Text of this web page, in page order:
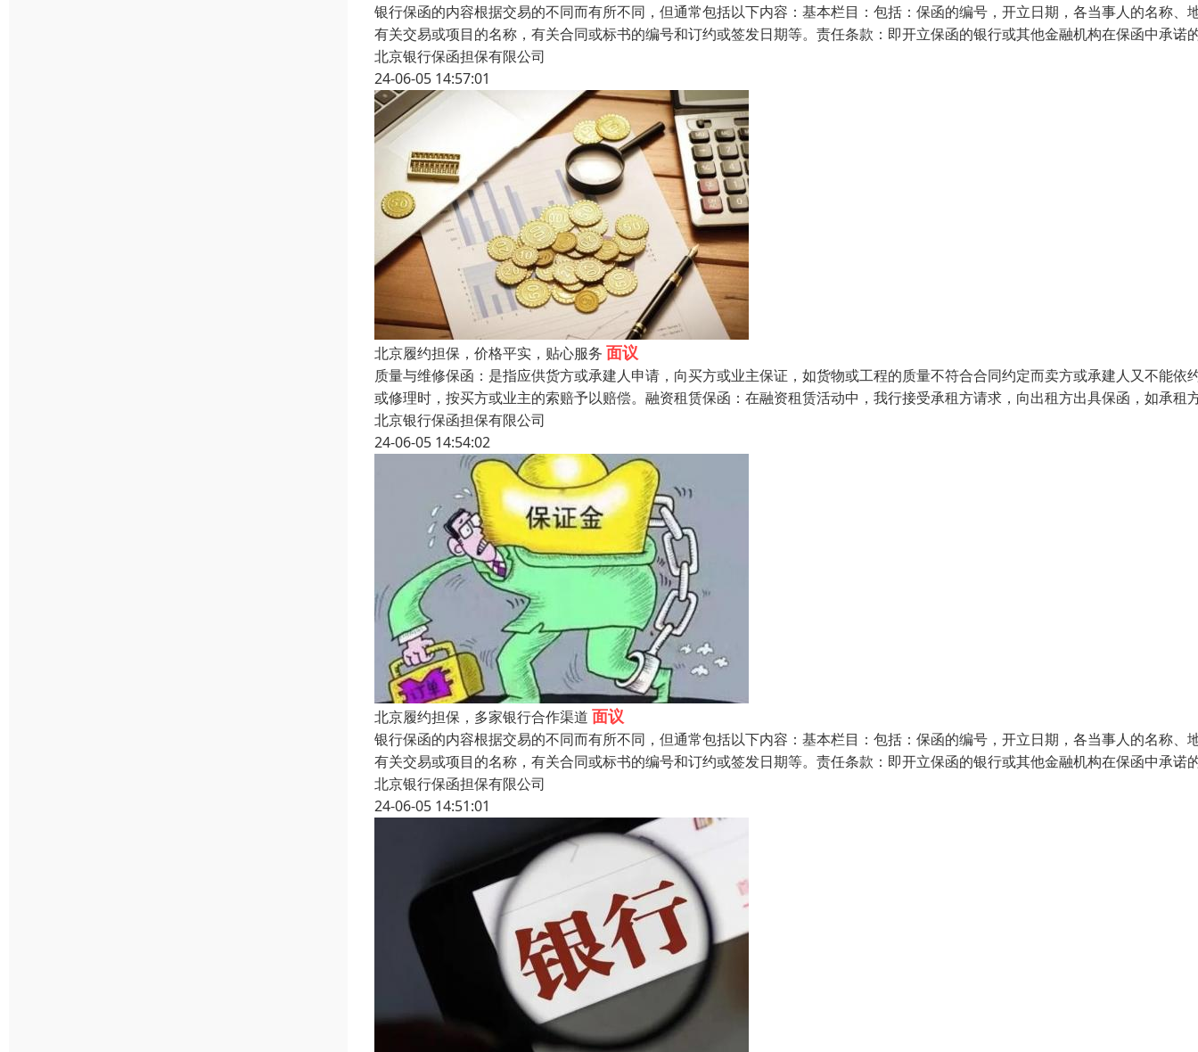
银行保函的内容根据交易的不同而有所不同，但通常包括以下内容：基本栏目：包括：保函的编号，开立日期，各当事人的名称、
有关交易或项目的名称，有关合同或标书的编号和订约或签发日期等。责任条款：即开立保函的银行或其他金融机构在保函中承诺
北京银行保函担保有限公司
24-06-05 14:57:01
北京履约担保，价格平实，贴心服务 面议
质量与维修保函：是指应供货方或承建人申请，向买方或业主保证，如货物或工程的质量不符合合同约定而卖方或承建人又不能依
或修理时，按买方或业主的索赔予以赔偿。融资租赁保函：在融资租赁活动中，我行接受承租方请求，向出租方出具保函，如承租
北京银行保函担保有限公司
24-06-05 14:54:02
北京履约担保，多家银行合作渠道 面议
银行保函的内容根据交易的不同而有所不同，但通常包括以下内容：基本栏目：包括：保函的编号，开立日期，各当事人的名称、
有关交易或项目的名称，有关合同或标书的编号和订约或签发日期等。责任条款：即开立保函的银行或其他金融机构在保函中承诺
北京银行保函担保有限公司
24-06-05 14:51:01